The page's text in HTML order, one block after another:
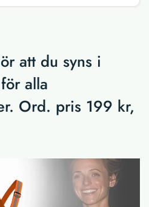
att du syns i
alla
Ord. pris 199 kr,